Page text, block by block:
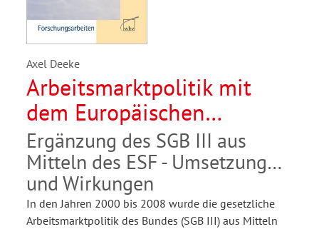
Axel Deeke
Arbeitsmarktpolitik mit
dem Europäischen
Sozialfonds
Ergänzung des SGB III aus
Mitteln des ESF - Umsetzung
und Wirkungen
In den Jahren 2000 bis 2008 wurde die gesetzliche
Arbeitsmarktpolitik des Bundes (SGB III) aus Mitteln